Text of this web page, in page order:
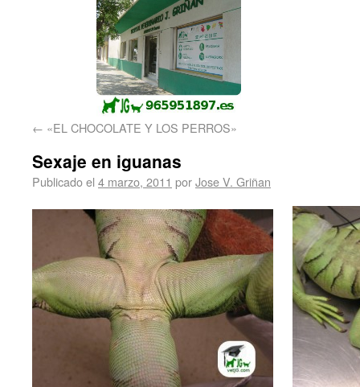
← «EL CHOCOLATE Y LOS PERROS»
Sexaje en iguanas
Publicado el 4 marzo, 2011 porJose V. Griñan